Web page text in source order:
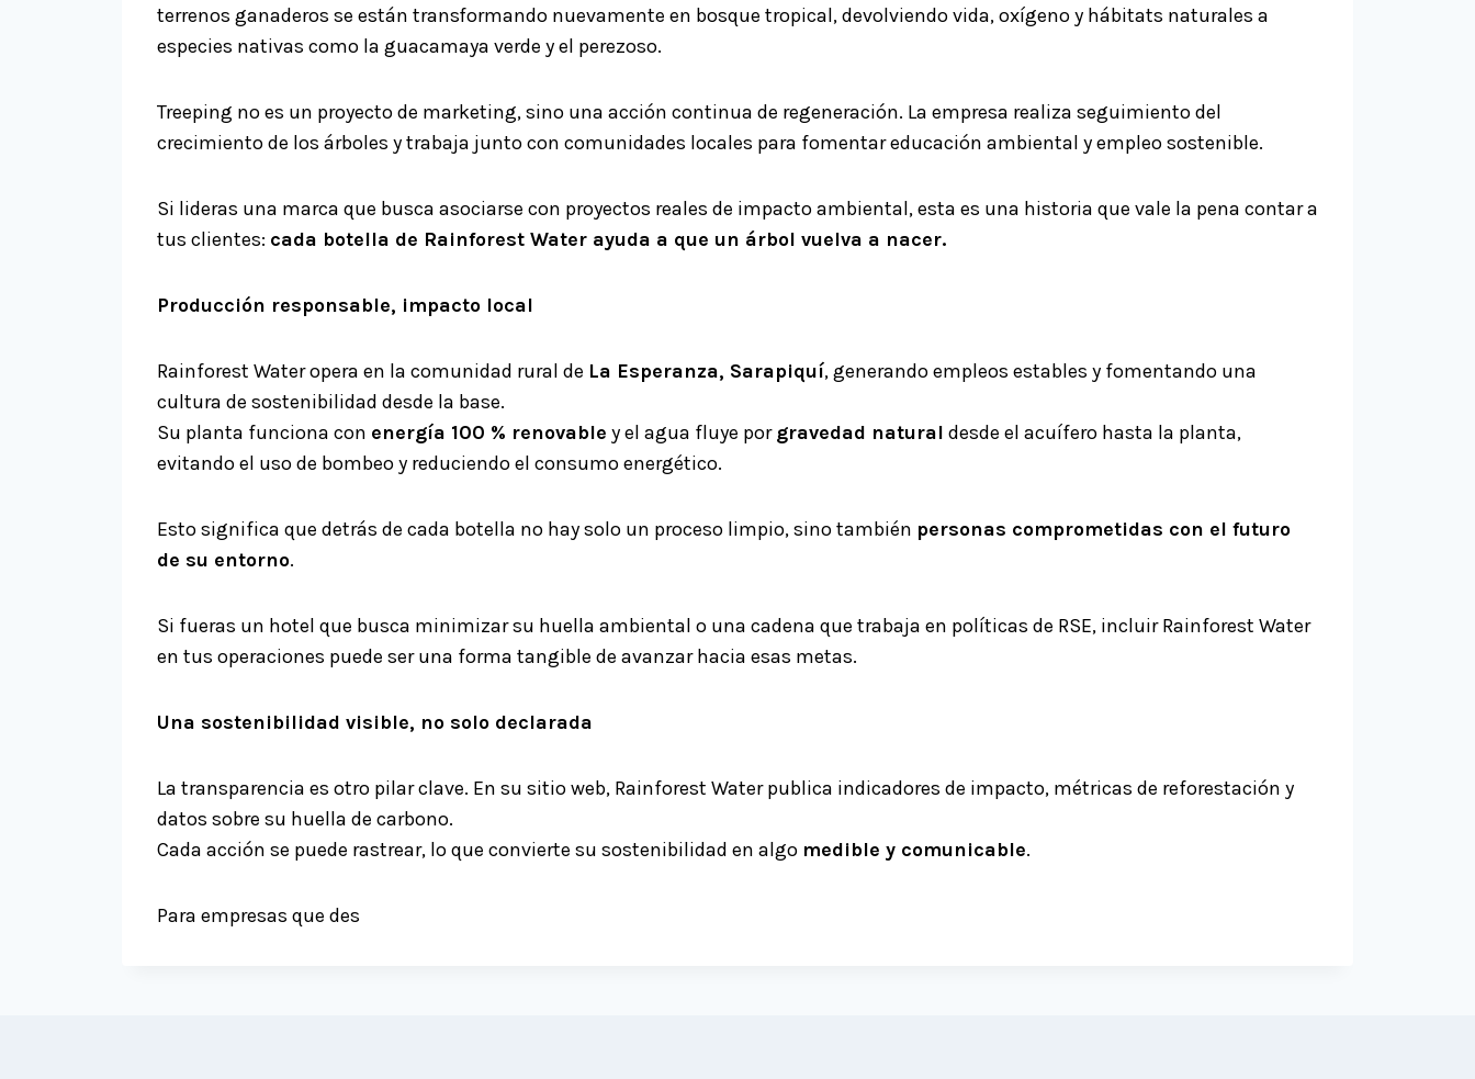
terrenos ganaderos se están transformando nuevamente en bosque tropical, devolviendo vida, oxígeno y hábitats naturales a
especies nativas como la guacamaya verde y el perezoso.
Treeping no es un proyecto de marketing, sino una acción continua de regeneración. La empresa realiza seguimiento del
crecimiento de los árboles y trabaja junto con comunidades locales para fomentar educación ambiental y empleo sostenible.
Si lideras una marca que busca asociarse con proyectos reales de impacto ambiental, esta es una historia que vale la pena contar a
tus clientes: cada botella de Rainforest Water ayuda a que un árbol vuelva a nacer.
Producción responsable, impacto local
Rainforest Water opera en la comunidad rural de La Esperanza, Sarapiquí, generando empleos estables y fomentando una
cultura de sostenibilidad desde la base.
Su planta funciona con energía 100 % renovable y el agua fluye porgravedad natural desde el acuífero hasta la planta,
evitando el uso de bombeo y reduciendo el consumo energético.
Esto significa que detrás de cada botella no hay solo un proceso limpio, sino también personas comprometidas con el futuro
de su entorno.
Si fueras un hotel que busca minimizar su huella ambiental o una cadena que trabaja en políticas de RSE, incluir Rainforest Water
en tus operaciones puede ser una forma tangible de avanzar hacia esas metas.
Una sostenibilidad visible, no solo declarada
La transparencia es otro pilar clave. En su sitio web, Rainforest Water publica indicadores de impacto, métricas de reforestación y
datos sobre su huella de carbono.
Cada acción se puede rastrear, lo que convierte su sostenibilidad en algo medible y comunicable.
Para empresas que des